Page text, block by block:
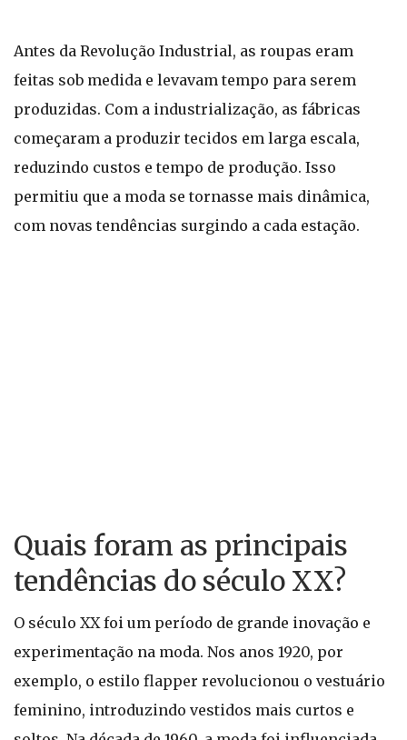
Antes da Revolução Industrial, as roupas eram
feitas sob medida e levavam tempo para serem
produzidas. Com a industrialização, as fábricas
começaram a produzir tecidos em larga escala,
reduzindo custos e tempo de produção. Isso
permitiu que a moda se tornasse mais dinâmica,
com novas tendências surgindo a cada estação.
Quais foram as principais
tendências do século XX?
O século XX foi um período de grande inovação e
experimentação na moda. Nos anos 1920, por
exemplo, o estilo flapper revolucionou o vestuário
feminino, introduzindo vestidos mais curtos e